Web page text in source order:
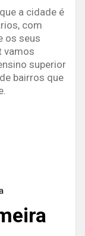
a cidade é
com
os seus
vamos
superior
bairros que